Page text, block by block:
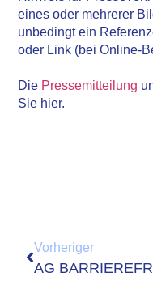
eines oder mehrerer
unbedingt ein
oder Link (bei Online-
Die Pressemitteilung
Sie hier.
Vorheriger